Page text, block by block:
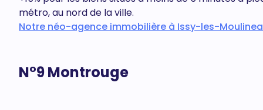
métro, au nord de la ville.
Notre néo-agence immobilière à Issy-les-
N°9 Montrouge